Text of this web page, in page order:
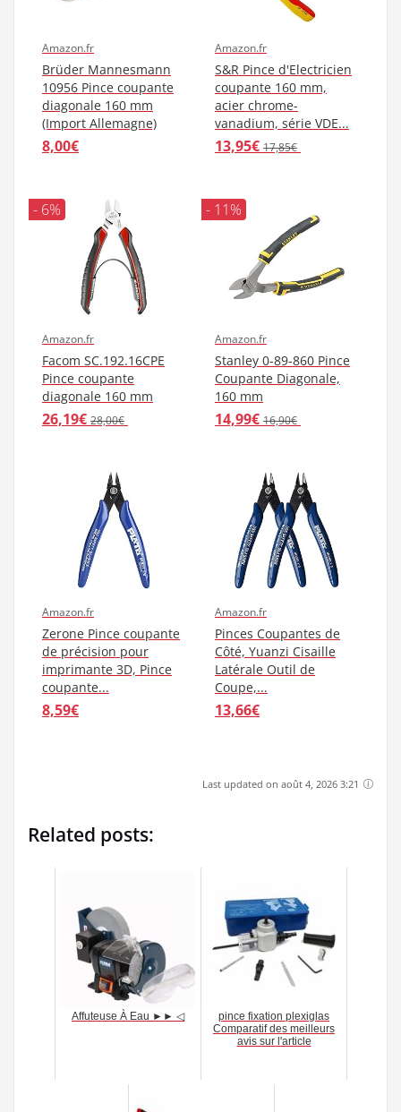
Amazon.fr
Brüder Mannesmann
10956 Pince coupante
diagonale 160 mm
(Import Allemagne)
8,00€
Amazon.fr
S&R Pince d'Electricien
coupante 160 mm,
acier chrome-
vanadium, série VDE...
13,95€ 17,85€
- 6%
Amazon.fr
Facom SC.192.16CPE
Pince coupante
diagonale 160 mm
26,19€ 28,00€
- 11%
Amazon.fr
Stanley 0-89-860 Pince
Coupante Diagonale,
160 mm
14,99€ 16,90€
Amazon.fr
Zerone Pince coupante
de précision pour
imprimante 3D, Pince
coupante...
8,59€
Amazon.fr
Pinces Coupantes de
Côté, Yuanzi Cisaille
Latérale Outil de
Coupe,...
13,66€
Last updated on août 4, 2026 3:21
Related posts:
Affuteuse À Eau ►► ◁
pince fixation plexiglas
Comparatif des meilleurs
avis sur l'article